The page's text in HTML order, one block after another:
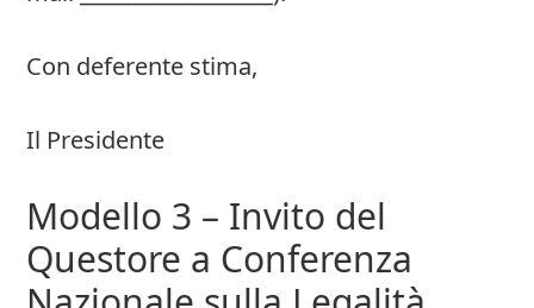
Con deferente stima,
Il Presidente
Modello 3 – Invito del
Questore a Conferenza